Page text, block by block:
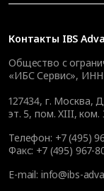
Контакты IBS
Общество с
«ИБС Сервис»,
127434, г. Москва,
эт. 5, пом. XIII, ком.
Телефон: +7 (495)
Факс: +7 (495) 967-
E-mail: info@ibs-